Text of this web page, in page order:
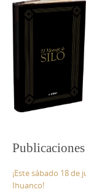
¡Este sábado 18
Ihuanco!